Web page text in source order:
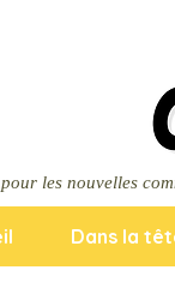
les nouvelles
Dans la